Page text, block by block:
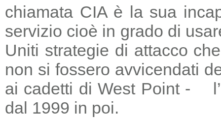
chiamata CIA è la sua
servizio cioè in grado di
Uniti strategie di attacco
non si fossero avvicendati
ai cadetti di West Point - l’
dal 1999 in poi.